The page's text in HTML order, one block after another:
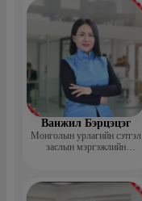
Ванжил Бэрцэцэг
Монголын урлагийн сэтгэл
заслын мэргэжлийн